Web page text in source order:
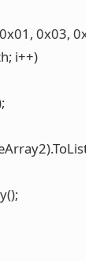
0x03,
i++)